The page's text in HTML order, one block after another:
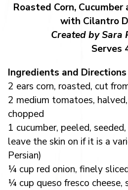
Roasted Corn,
with Cilantro
Created by Sara
Serves
Ingredients and
2 ears corn, roasted, cut
2 medium tomatoes,
chopped
1 cucumber, peeled,
leave the skin on if it is a
Persian)
¼ cup red onion, finely
¼ cup queso fresco cheese,